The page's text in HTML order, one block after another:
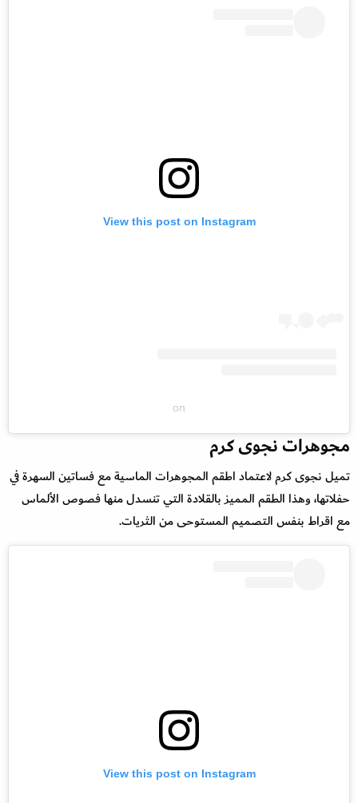
View this post on Instagram
on
مجوهرات نجوى كرم
تميل نجوى كرم لاعتماد اطقم المجوهرات الماسية مع فساتين السهرة في
حفلاتها، وهذا الطقم المميز بالقلادة التي تنسدل منها فصوص الألماس
مع اقراط بنفس التصميم المستوحى من الثريات.
View this post on Instagram